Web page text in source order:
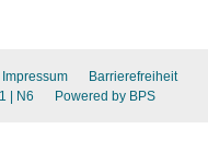
Impressum
Barrierefreiheit
| N6 Powered by BPS